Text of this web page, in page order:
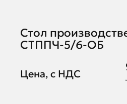
Стол
СТППЧ-5/6-ОБ
Цена, с НДС